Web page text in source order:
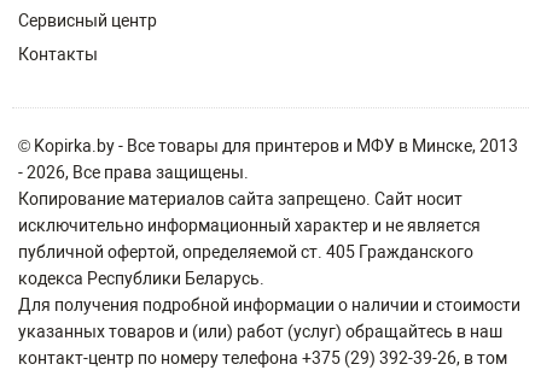
Сервисный центр
Контакты
© Kopirka.by - Все товары для принтеров и МФУ в Минске, 2013
- 2026, Все права защищены.
Копирование материалов сайта запрещено. Сайт носит
исключительно информационный характер и не является
публичной офертой, определяемой ст. 405 Гражданского
кодекса Республики Беларусь.
Для получения подробной информации о наличии и стоимости
указанных товаров и (или) работ (услуг) обращайтесь в наш
контакт-центр по номеру телефона +375 (29) 392-39-26, в том